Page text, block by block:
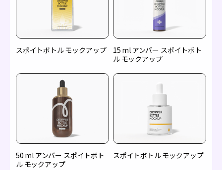
スポイトボトル モックアップ
15 ml アンバー スポイトボト
ル モックアップ
50 ml アンバー スポイトボト
ル モックアップ
スポイトボトル モックアップ